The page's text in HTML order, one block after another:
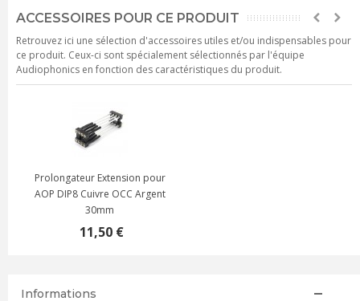
ACCESSOIRES POUR CE PRODUIT
Retrouvez ici une sélection d'accessoires utiles et/ou indispensables pour
ce produit. Ceux-ci sont spécialement sélectionnés par l'équipe
Audiophonics en fonction des caractéristiques du produit.
Prolongateur Extension pour
AOP DIP8 Cuivre OCC Argent
30mm
11,50 €
Informations